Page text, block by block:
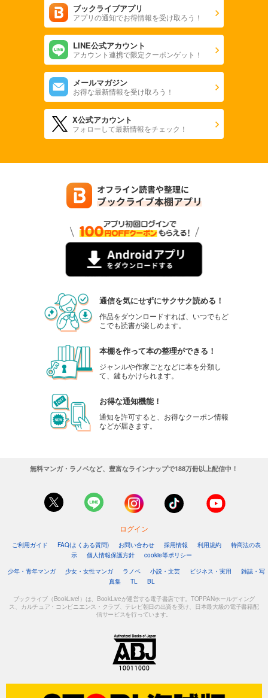
ブックライブアプリ
アプリの通知でお得情報を受け取ろう！
LINE公式アカウント
アカウント連携で限定クーポンゲット！
メールマガジン
お得な最新情報を受け取ろう！
X公式アカウント
フォローして最新情報をチェック！
通信を気にせずにサクサク読める！
作品をダウンロードすれば、いつでもど
こでも読書が楽しめます。
本棚を作って本の整理ができる！
ジャンルや作家ごとなどに本を分類し
て、鍵もかけられます。
お得な通知機能！
通知を許可すると、お得なクーポン情報
などが届きます。
無料マンガ・ラノベなど、豊富なラインナップで188万冊以上配信中！
ログイン
ご利用ガイド FAQ(よくある質問) お問い合わせ 採用情報 利用規約
特商法の表
示
個人情報保護方針
cookie等ポリシー
少年・青年マンガ
少女・女性マンガ ラノベ 小説・文芸 ビジネス・実用
雑誌・写
真集
TL BL
ブックライブ（BookLive!）は、BookLiveが運営する電子書店です。TOPPANホールディング
ス、カルチュア・コンビニエンス・クラブ、テレビ朝日の出資を受け、日本最大級の電子書籍配
信サービスを行っています。